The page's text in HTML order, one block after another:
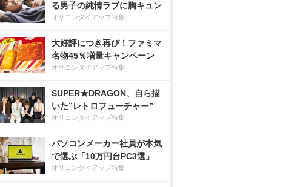
る男子の純情ラブに胸キュン
オリコンタイアップ特集
大好評につき再び！ファミマ
名物45％増量キャンペーン
オリコンタイアップ特集
SUPER★DRAGON、自ら描
いた”レトロフューチャー”
オリコンタイアップ特集
パソコンメーカー社員が本気
で選ぶ「10万円台PC3選」
オリコンタイアップ特集